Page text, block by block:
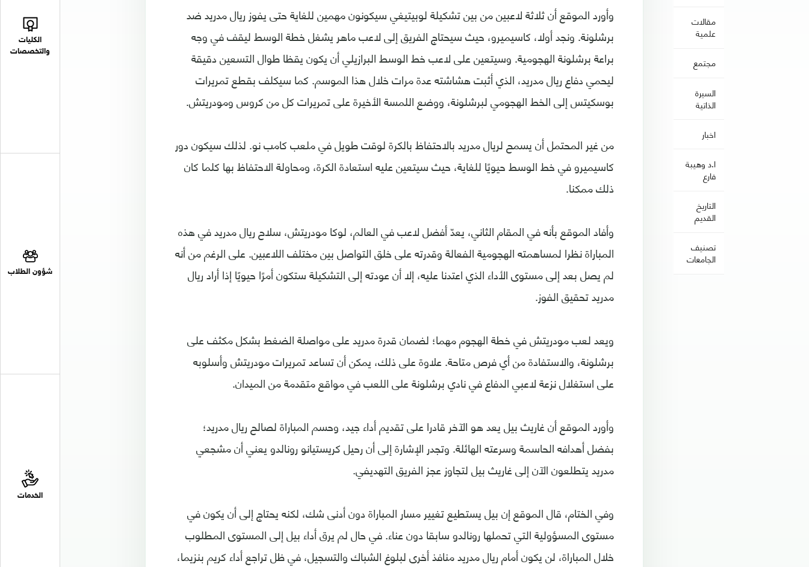
الكليات
والتخصصات
شؤون الطلاب
الخدمات
مقالات
علمية
مجتمع
السيرة
الذاتية
اخبار
ا.د وهيبة
فارع
التاريخ
القديم
تصنيف
الجامعات
وأورد الموقع أن ثلاثة لاعبين من بين تشكيلة لوبيتيغي سيكونون مهمين للغاية حتى يفوز ريال مدريد ضد
برشلونة. ونجد أولا، كاسيميرو، حيث سيحتاج الفريق إلى لاعب ماهر يشغل خطة الوسط ليقف في وجه
براعة برشلونة الهجومية. وسيتعين على لاعب خط الوسط البرازيلي أن يكون يقظا طوال التسعين دقيقة
ليحمي دفاع ريال مدريد، الذي أثبت هشاشته عدة مرات خلال هذا الموسم. كما سيكلف بقطع تمريرات
بوسكيتس إلى الخط الهجومي لبرشلونة، ووضع اللمسة الأخيرة على تمريرات كل من كروس ومودريتش.
من غير المحتمل أن يسمح لريال مدريد بالاحتفاظ بالكرة لوقت طويل في ملعب كامب نو. لذلك سيكون دور
كاسيميرو في خط الوسط حيويًا للغاية، حيث سيتعين عليه استعادة الكرة، ومحاولة الاحتفاظ بها كلما كان
ذلك ممكنا.
وأفاد الموقع بأنه في المقام الثاني، يعدّ أفضل لاعب في العالم، لوكا مودريتش، سلاح ريال مدريد في هذه
المباراة نظرا لمساهمته الهجومية الفعالة وقدرته على خلق التواصل بين مختلف اللاعبين. على الرغم من أنه
لم يصل بعد إلى مستوى الأداء الذي اعتدنا عليه، إلا أن عودته إلى التشكيلة ستكون أمرًا حيويًا إذا أراد ريال
مدريد تحقيق الفوز.
ويعد لعب مودريتش في خطة الهجوم مهما؛ لضمان قدرة مدريد على مواصلة الضغط بشكل مكثف على
برشلونة، والاستفادة من أي فرص متاحة. علاوة على ذلك، يمكن أن تساعد تمريرات مودريتش وأسلوبه
على استغلال نزعة لاعبي الدفاع في نادي برشلونة على اللعب في مواقع متقدمة من الميدان.
وأورد الموقع أن غاريث بيل يعد هو الآخر قادرا على تقديم أداء جيد، وحسم المباراة لصالح ريال مدريد؛
بفضل أهدافه الحاسمة وسرعته الهائلة. وتجدر الإشارة إلى أن رحيل كريستيانو رونالدو يعني أن مشجعي
مدريد يتطلعون الآن إلى غاريث بيل لتجاوز عجز الفريق التهديفي.
وفي الختام، قال الموقع إن بيل يستطيع تغيير مسار المباراة دون أدنى شك، لكنه يحتاج إلى أن يكون في
مستوى المسؤولية التي تحملها رونالدو سابقا دون عناء. في حال لم يرق أداء بيل إلى المستوى المطلوب
خلال المباراة، لن يكون أمام ريال مدريد منافذ أخرى لبلوغ الشباك والتسجيل، في ظل تراجع أداء كريم بنزيما،